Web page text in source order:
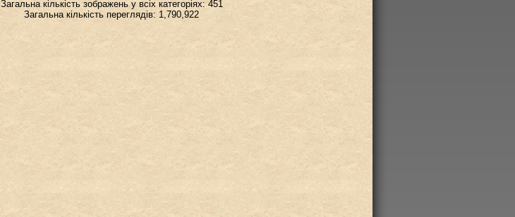
Загальна кількість зображень у всіх категоріях: 451
Загальна кількість переглядів: 1,790,922